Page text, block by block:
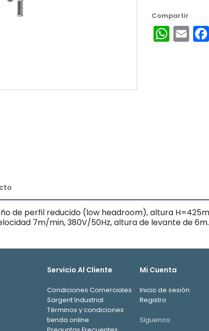
de perfil reducido (low headroom), altura
7m/min, 380V/50Hz, altura de levante de
Servicio Al Cliente
Condiciones Comerciales
Sargent Industrial
Términos y condiciones
tienda online
Mi Cuenta
Inicio de sesión
Registro
Síguenos: